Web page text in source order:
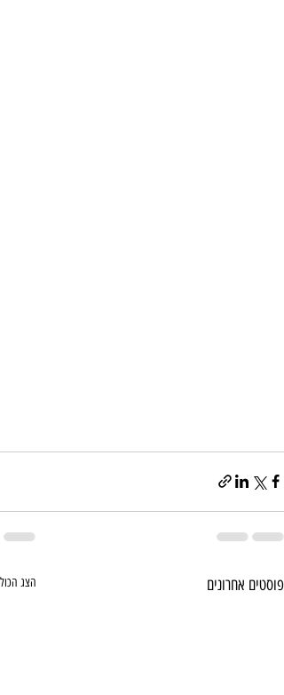
פוסטים אחרונים הצג הכול